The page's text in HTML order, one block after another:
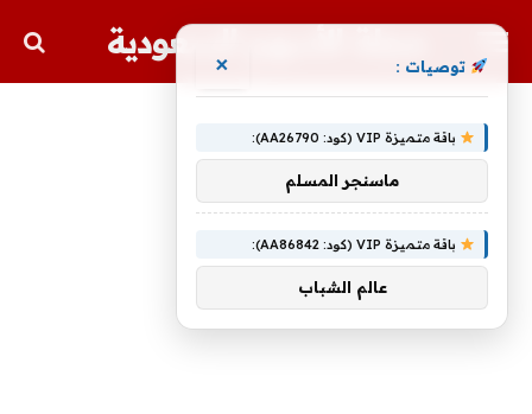
مجلة الأسهم السعودية
توصيات : ×
باقة متميزة VIP (كود: AA26790):
ماسنجر المسلم
باقة متميزة VIP (كود: AA86842):
عالم الشباب